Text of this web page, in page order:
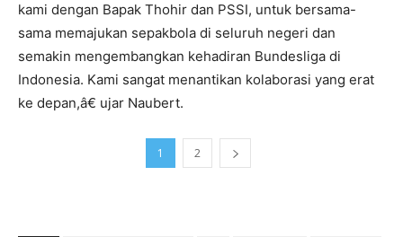
kami dengan Bapak Thohir dan PSSI, untuk bersama-
sama memajukan sepakbola di seluruh negeri dan
semakin mengembangkan kehadiran Bundesliga di
Indonesia. Kami sangat menantikan kolaborasi yang erat
ke depan,â€ ujar Naubert.
1 2